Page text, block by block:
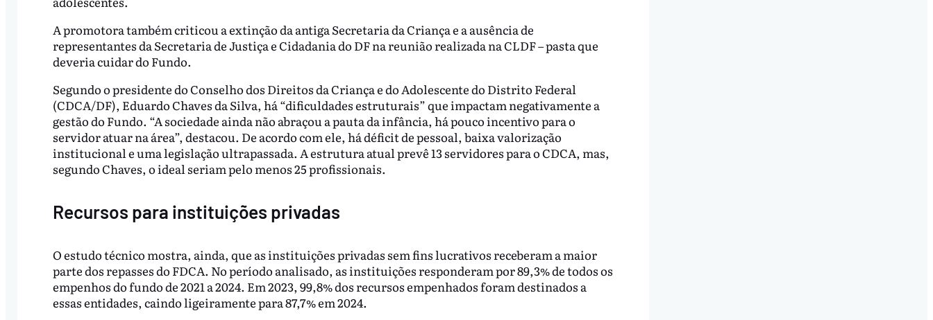
A promotora também criticou a extinção da antiga Secretaria da Criança e a ausência de
representantes da Secretaria de Justiça e Cidadania do DF na reunião realizada na CLDF – pasta que
deveria cuidar do Fundo.
Segundo o presidente do Conselho dos Direitos da Criança e do Adolescente do Distrito Federal
(CDCA/DF), Eduardo Chaves da Silva, há “dificuldades estruturais” que impactam negativamente a
gestão do Fundo. “A sociedade ainda não abraçou a pauta da infância, há pouco incentivo para o
servidor atuar na área”, destacou. De acordo com ele, há déficit de pessoal, baixa valorização
institucional e uma legislação ultrapassada. A estrutura atual prevê 13 servidores para o CDCA, mas,
segundo Chaves, o ideal seriam pelo menos 25 profissionais.
Recursos para instituições privadas
O estudo técnico mostra, ainda, que as instituições privadas sem fins lucrativos receberam a maior
parte dos repasses do FDCA. No período analisado, as instituições responderam por 89,3% de todos os
empenhos do fundo de 2021 a 2024. Em 2023, 99,8% dos recursos empenhados foram destinados a
essas entidades, caindo ligeiramente para 87,7% em 2024.